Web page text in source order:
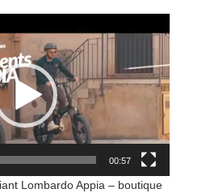
00:57
Lombardo Appia – boutique